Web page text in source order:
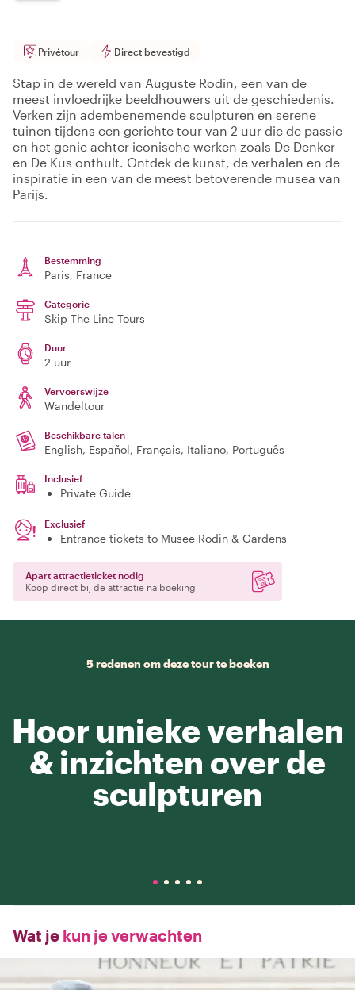
Privétour Direct bevestigd
Stap in de wereld van Auguste Rodin, een van de
meest invloedrijke beeldhouwers uit de geschiedenis.
Verken zijn adembenemende sculpturen en serene
tuinen tijdens een gerichte tour van 2 uur die de passie
en het genie achter iconische werken zoals De Denker
en De Kus onthult. Ontdek de kunst, de verhalen en de
inspiratie in een van de meest betoverende musea van
Parijs.
Bestemming
Paris, France
Categorie
Skip The Line Tours
Duur
2 uur
Vervoerswijze
Wandeltour
Beschikbare talen
English, Español, Français, Italiano, Português
Inclusief
Private Guide
Exclusief
Entrance tickets to Musee Rodin & Gardens
Apart attractieticket nodig
Koop direct bij de attractie na boeking
5 redenen om deze tour te boeken
Hoor unieke verhalen
& inzichten over de
sculpturen
Wat je kun je verwachten